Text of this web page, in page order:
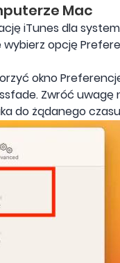
Mac
iTunes dla
opcję
okno
Zwróć uwagę
do żądanego